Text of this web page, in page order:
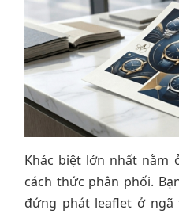
Khác biệt lớn nhất nằm
cách thức phân phối.
đứng phát leaflet ở